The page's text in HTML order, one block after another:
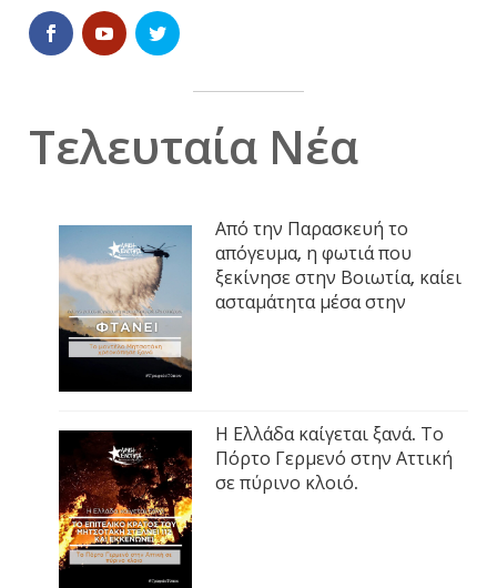
Τελευταία Νέα
Από την Παρασκευή το
απόγευμα, η φωτιά που
ξεκίνησε στην Βοιωτία, καίει
ασταμάτητα μέσα στην
Η Ελλάδα καίγεται ξανά. Το
Πόρτο Γερμενό στην Αττική
σε πύρινο κλοιό.